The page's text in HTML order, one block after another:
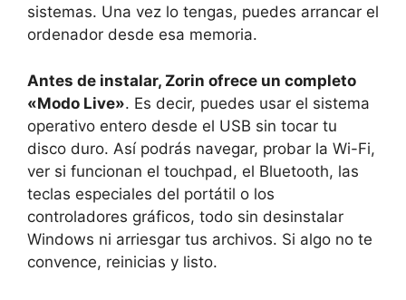
sistemas. Una vez lo tengas, puedes arrancar el
ordenador desde esa memoria.
Antes de instalar, Zorin ofrece un completo
«Modo Live». Es decir, puedes usar el sistema
operativo entero desde el USB sin tocar tu
disco duro. Así podrás navegar, probar la Wi-Fi,
ver si funcionan el touchpad, el Bluetooth, las
teclas especiales del portátil o los
controladores gráficos, todo sin desinstalar
Windows ni arriesgar tus archivos. Si algo no te
convence, reinicias y listo.